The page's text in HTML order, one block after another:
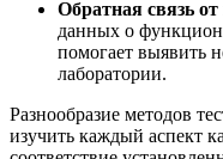
Обратная связь от
данных о
помогает выявить
лаборатории.
Разнообразие методов
изучить каждый аспект